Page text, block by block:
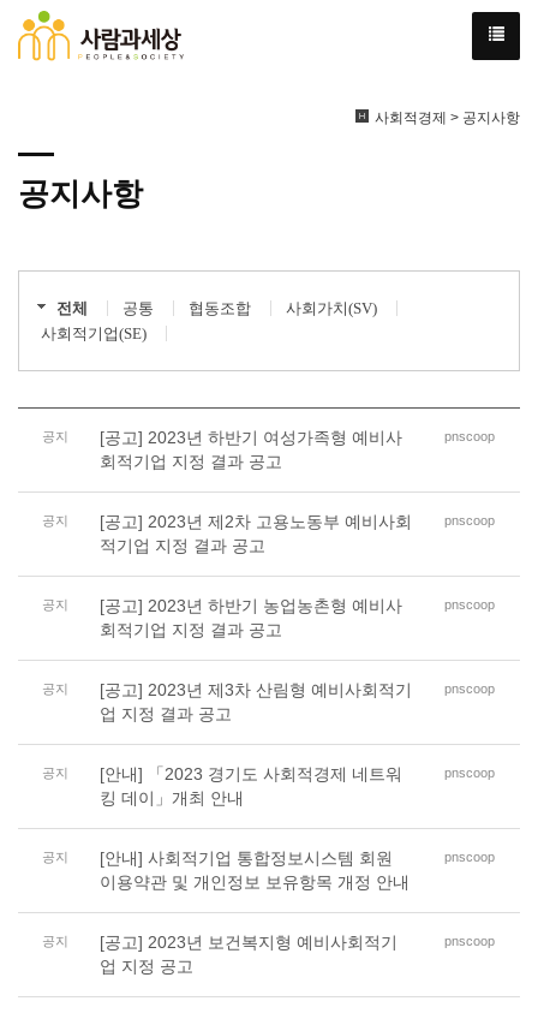
사회적경제 > 공지사항
공지사항
전체 공통 협동조합
사회가치(SV)
사회적기업(SE)
공지
[공고] 2023년 하반기 여성가족형 예비사
회적기업 지정 결과 공고
pnscoop
공지
[공고] 2023년 제2차 고용노동부 예비사회
적기업 지정 결과 공고
pnscoop
공지
[공고] 2023년 하반기 농업농촌형 예비사
회적기업 지정 결과 공고
pnscoop
공지
[공고] 2023년 제3차 산림형 예비사회적기
업 지정 결과 공고
pnscoop
공지
[안내] 「2023 경기도 사회적경제 네트워
킹 데이」개최 안내
pnscoop
공지
[안내] 사회적기업 통합정보시스템 회원
이용약관 및 개인정보 보유항목 개정 안내
pnscoop
공지
[공고] 2023년 보건복지형 예비사회적기
업 지정 공고
pnscoop